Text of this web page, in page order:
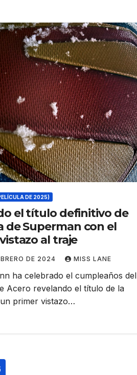
DE 2025)
el título definitivo de
de Superman con el
al traje
DE 2024 MISS LANE
ha celebrado el cumpleaños del
Acero revelando el título de la
primer vistazo…